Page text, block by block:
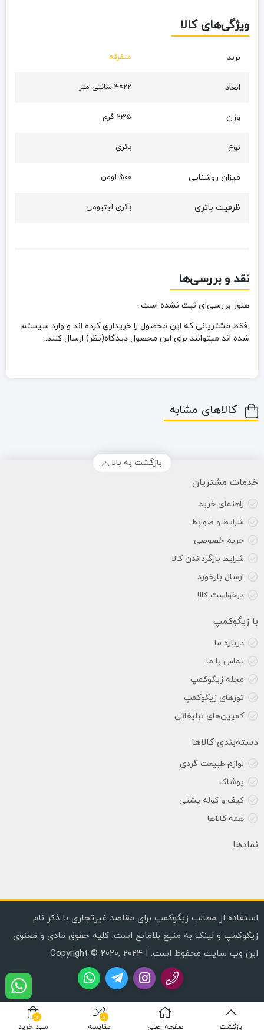
ویژگی‌های کالا
برند متفرقه
ابعاد 22×4 سانتی متر
وزن 235 گرم
نوع باتری
میزان روشنایی 500 لومن
ظرفیت باتری باتری لیتیومی
نقد و بررسی‌ها
هنوز بررسی‌ای ثبت نشده است.
.فقط مشتریانی که این محصول را خریداری کرده اند و وارد سیستم
شده اند میتوانند برای این محصول دیدگاه(نظر) ارسال کنند.
کالاهای مشابه
بازگشت به بالا
خدمات مشتریان
راهنمای خرید
شرایط و ضوابط
حریم خصوصی
شرایط بازگرداندن کالا
ارسال بازخورد
درخواست کالا
با زیگوکمپ
درباره ما
تماس با ما
مجله زیگوکمپ
تورهای زیگوکمپ
کمپین‌های تبلیغاتی
دسته‌بندی کالاها
لوازم طبیعت گردی
پوشاک
کیف و کوله پشتی
همه کالاها
نمادها
استفاده از مطالب زیگوکمپ برای مقاصد غیرتجاری با ذکر نام
زیگوکمپ و لینک به منبع بلامانع است. کلیه حقوق مادی و معنوی
این وب سایت محفوظ است. | Copyright © 2020, 2024
بازگشت صفحه اصلی
0
مقایسه
0
سبد خرید